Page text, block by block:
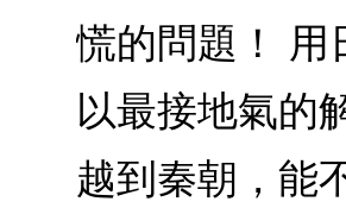
慌的問題！ 用
以最接地氣的
越到秦朝，能